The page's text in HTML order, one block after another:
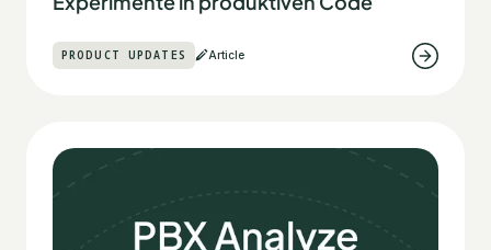
PRODUCT UPDATES Article